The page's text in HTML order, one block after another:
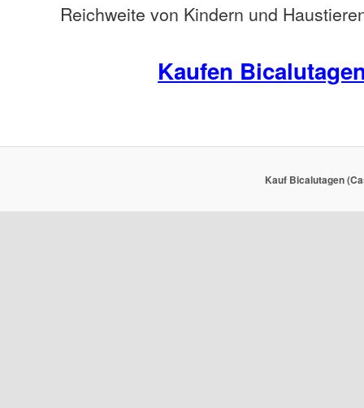
Reichweite von Kindern und
Kaufen
Kauf Bicalutagen